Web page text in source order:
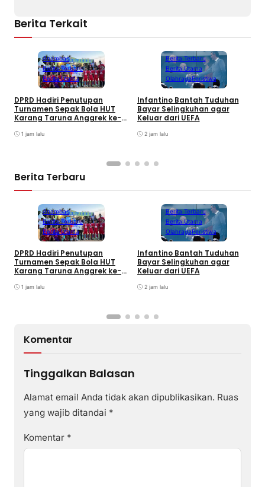
Berita Terkait
Anambas
Berita Terbaru
Berita Utama
DPRD Hadiri Penutupan
Turnamen Sepak Bola HUT
Karang Taruna Anggrek ke-
1 jam lalu
Berita Terbaru
Berita Utama
OlahragaPeristiwa
Infantino Bantah Tuduhan
Bayar Selingkuhan agar
Keluar dari UEFA
2 jam lalu
Berita Terbaru
Anambas
Berita Terbaru
Berita Utama
DPRD Hadiri Penutupan
Turnamen Sepak Bola HUT
Karang Taruna Anggrek ke-
1 jam lalu
Berita Terbaru
Berita Utama
OlahragaPeristiwa
Infantino Bantah Tuduhan
Bayar Selingkuhan agar
Keluar dari UEFA
2 jam lalu
Komentar
Tinggalkan Balasan
Alamat email Anda tidak akan dipublikasikan. Ruas
yang wajib ditandai *
Komentar *